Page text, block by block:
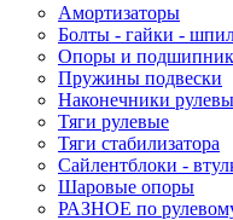
Амортизаторы
Болты - гайки -
Опоры и
Пружины подвески
Наконечники
Тяги рулевые
Тяги стабилизатора
Сайлентблоки -
Шаровые опоры
РАЗНОЕ по